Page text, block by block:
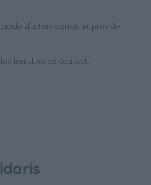
d’intervention auprès de
lentilles de contact.